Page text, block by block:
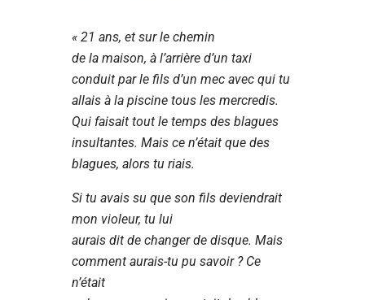
« 21 ans, et sur le chemin
de la maison, à l’arrière d’un taxi
conduit par le fils d’un mec avec qui tu
allais à la piscine tous les mercredis.
Qui faisait tout le temps des blagues
insultantes. Mais ce n’était que des
blagues, alors tu riais.
Si tu avais su que son fils deviendrait
mon violeur, tu lui
aurais dit de changer de disque. Mais
comment aurais-tu pu savoir ? Ce
n’était